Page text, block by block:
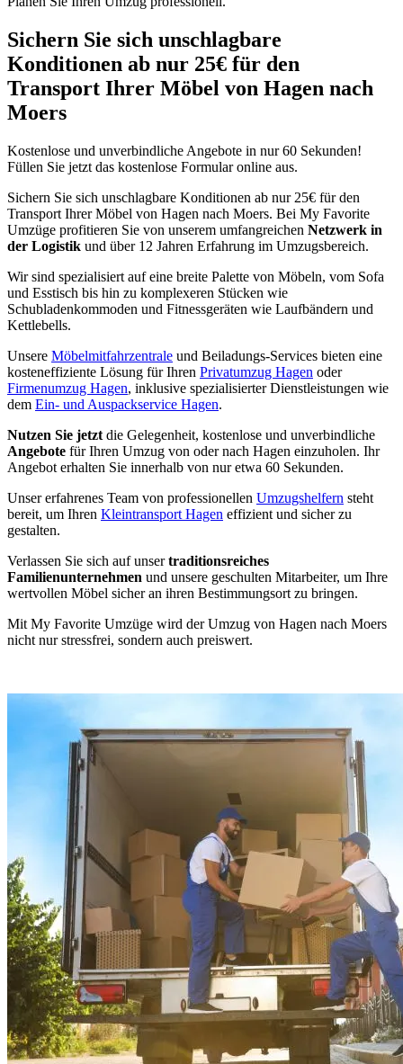
Sichern Sie sich unschlagbare
Konditionen ab nur 25€ für den
Transport Ihrer Möbel von Hagen nach
Moers
Kostenlose und unverbindliche Angebote in nur 60 Sekunden!
Füllen Sie jetzt das kostenlose Formular online aus.
Sichern Sie sich unschlagbare Konditionen ab nur 25€ für den
Transport Ihrer Möbel von Hagen nach Moers. Bei My Favorite
Umzüge profitieren Sie von unserem umfangreichen Netzwerk in
der Logistik und über 12 Jahren Erfahrung im Umzugsbereich.
Wir sind spezialisiert auf eine breite Palette von Möbeln, vom Sofa
und Esstisch bis hin zu komplexeren Stücken wie
Schubladenkommoden und Fitnessgeräten wie Laufbändern und
Kettlebells.
Unsere Möbelmitfahrzentrale und Beiladungs-Services bieten eine
kosteneffiziente Lösung für Ihren Privatumzug Hagen oder
Firmenumzug Hagen, inklusive spezialisierter Dienstleistungen wie
dem Ein- und Auspackservice Hagen.
Nutzen Sie jetzt die Gelegenheit, kostenlose und unverbindliche
Angebote für Ihren Umzug von oder nach Hagen einzuholen. Ihr
Angebot erhalten Sie innerhalb von nur etwa 60 Sekunden.
Unser erfahrenes Team von professionellen Umzugshelfern steht
bereit, um Ihren Kleintransport Hagen effizient und sicher zu
gestalten.
Verlassen Sie sich auf unsertraditionsreiches
Familienunternehmen und unsere geschulten Mitarbeiter, um Ihre
wertvollen Möbel sicher an ihren Bestimmungsort zu bringen.
Mit My Favorite Umzüge wird der Umzug von Hagen nach Moers
nicht nur stressfrei, sondern auch preiswert.